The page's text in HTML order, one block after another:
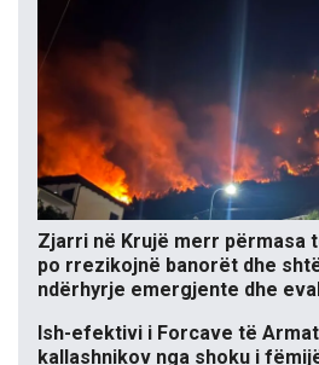
Zjarri në Krujë merr përmasa
po rrezikojnë banorët dhe
ndërhyrje emergjente dhe
Ish-efektivi i Forcave të
kallashnikov nga shoku i